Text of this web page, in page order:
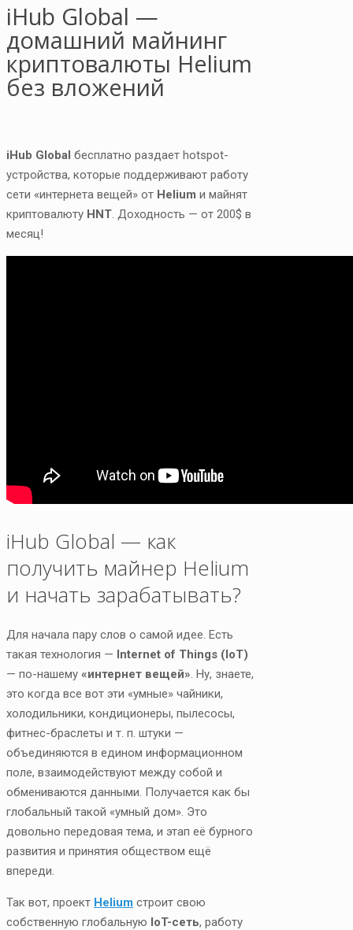
iHub Global —
домашний майнинг
криптовалюты Helium
без вложений
iHub Global бесплатно раздает hotspot-
устройства, которые поддерживают работу
сети «интернета вещей» от Helium и майнят
криптовалюту HNT. Доходность — от 200$ в
месяц!
iHub Global — как
получить майнер Helium
и начать зарабатывать?
Для начала пару слов о самой идее. Есть
такая технология — Internet of Things (IoT)
— по-нашему «интернет вещей» . Ну, знаете,
это когда все вот эти «умные» чайники,
холодильники, кондиционеры, пылесосы,
фитнес-браслеты и т. п. штуки —
объединяются в едином информационном
поле, взаимодействуют между собой и
обмениваются данными. Получается как бы
глобальный такой «умный дом». Это
довольно передовая тема, и этап её бурного
развития и принятия обществом ещё
впереди.
Так вот, проект Helium строит свою
собственную глобальную IoT-сеть, работу